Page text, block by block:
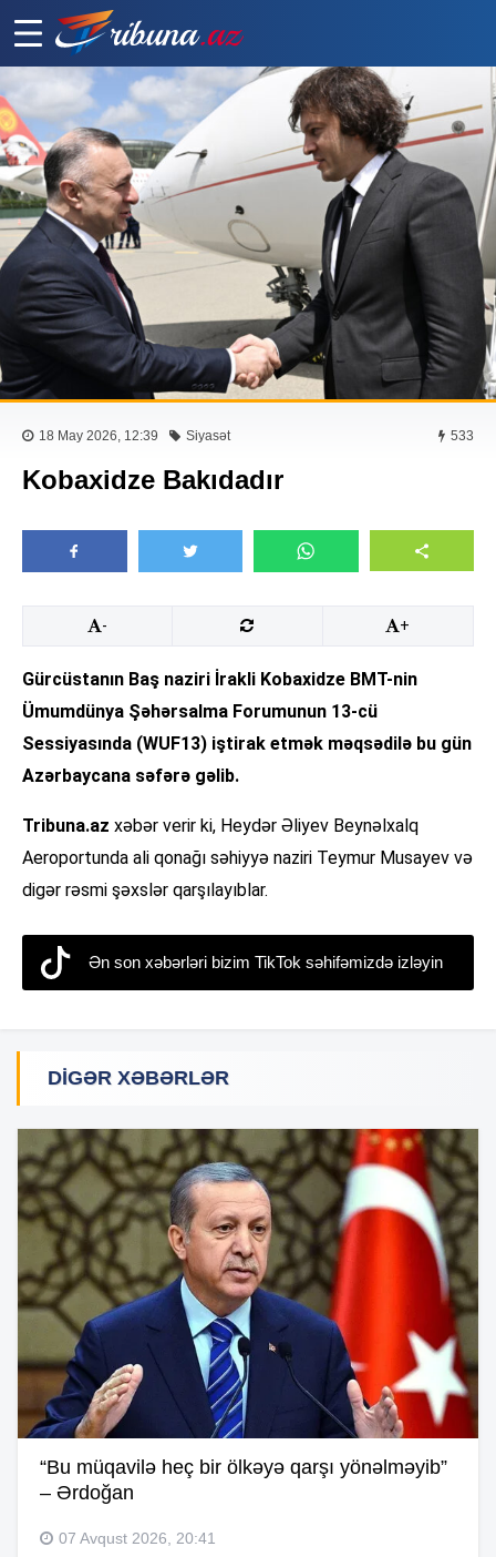
18 May 2026, 12:39 Siyasət 533
Kobaxidze Bakıdadır
- +
Gürcüstanın Baş naziri İrakli Kobaxidze BMT-nin
Ümumdünya Şəhərsalma Forumunun 13-cü
Sessiyasında (WUF13) iştirak etmək məqsədilə bu gün
Azərbaycana səfərə gəlib.
Tribuna.az xəbər verir ki, Heydər Əliyev Beynəlxalq
Aeroportunda ali qonağı səhiyyə naziri Teymur Musayev və
digər rəsmi şəxslər qarşılayıblar.
Ən son xəbərləri bizim TikTok səhifəmizdə izləyin
DIGƏR XƏBƏRLƏR
“Bu müqavilə heç bir ölkəyə qarşı yönəlməyib”
– Ərdoğan
07 Avqust 2026, 20:41